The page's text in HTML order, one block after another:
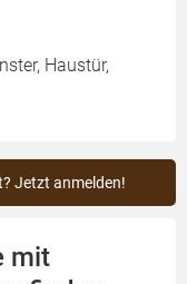
Haustür,
Jetzt anmelden!
mit